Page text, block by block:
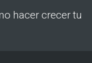
hacer crecer tu